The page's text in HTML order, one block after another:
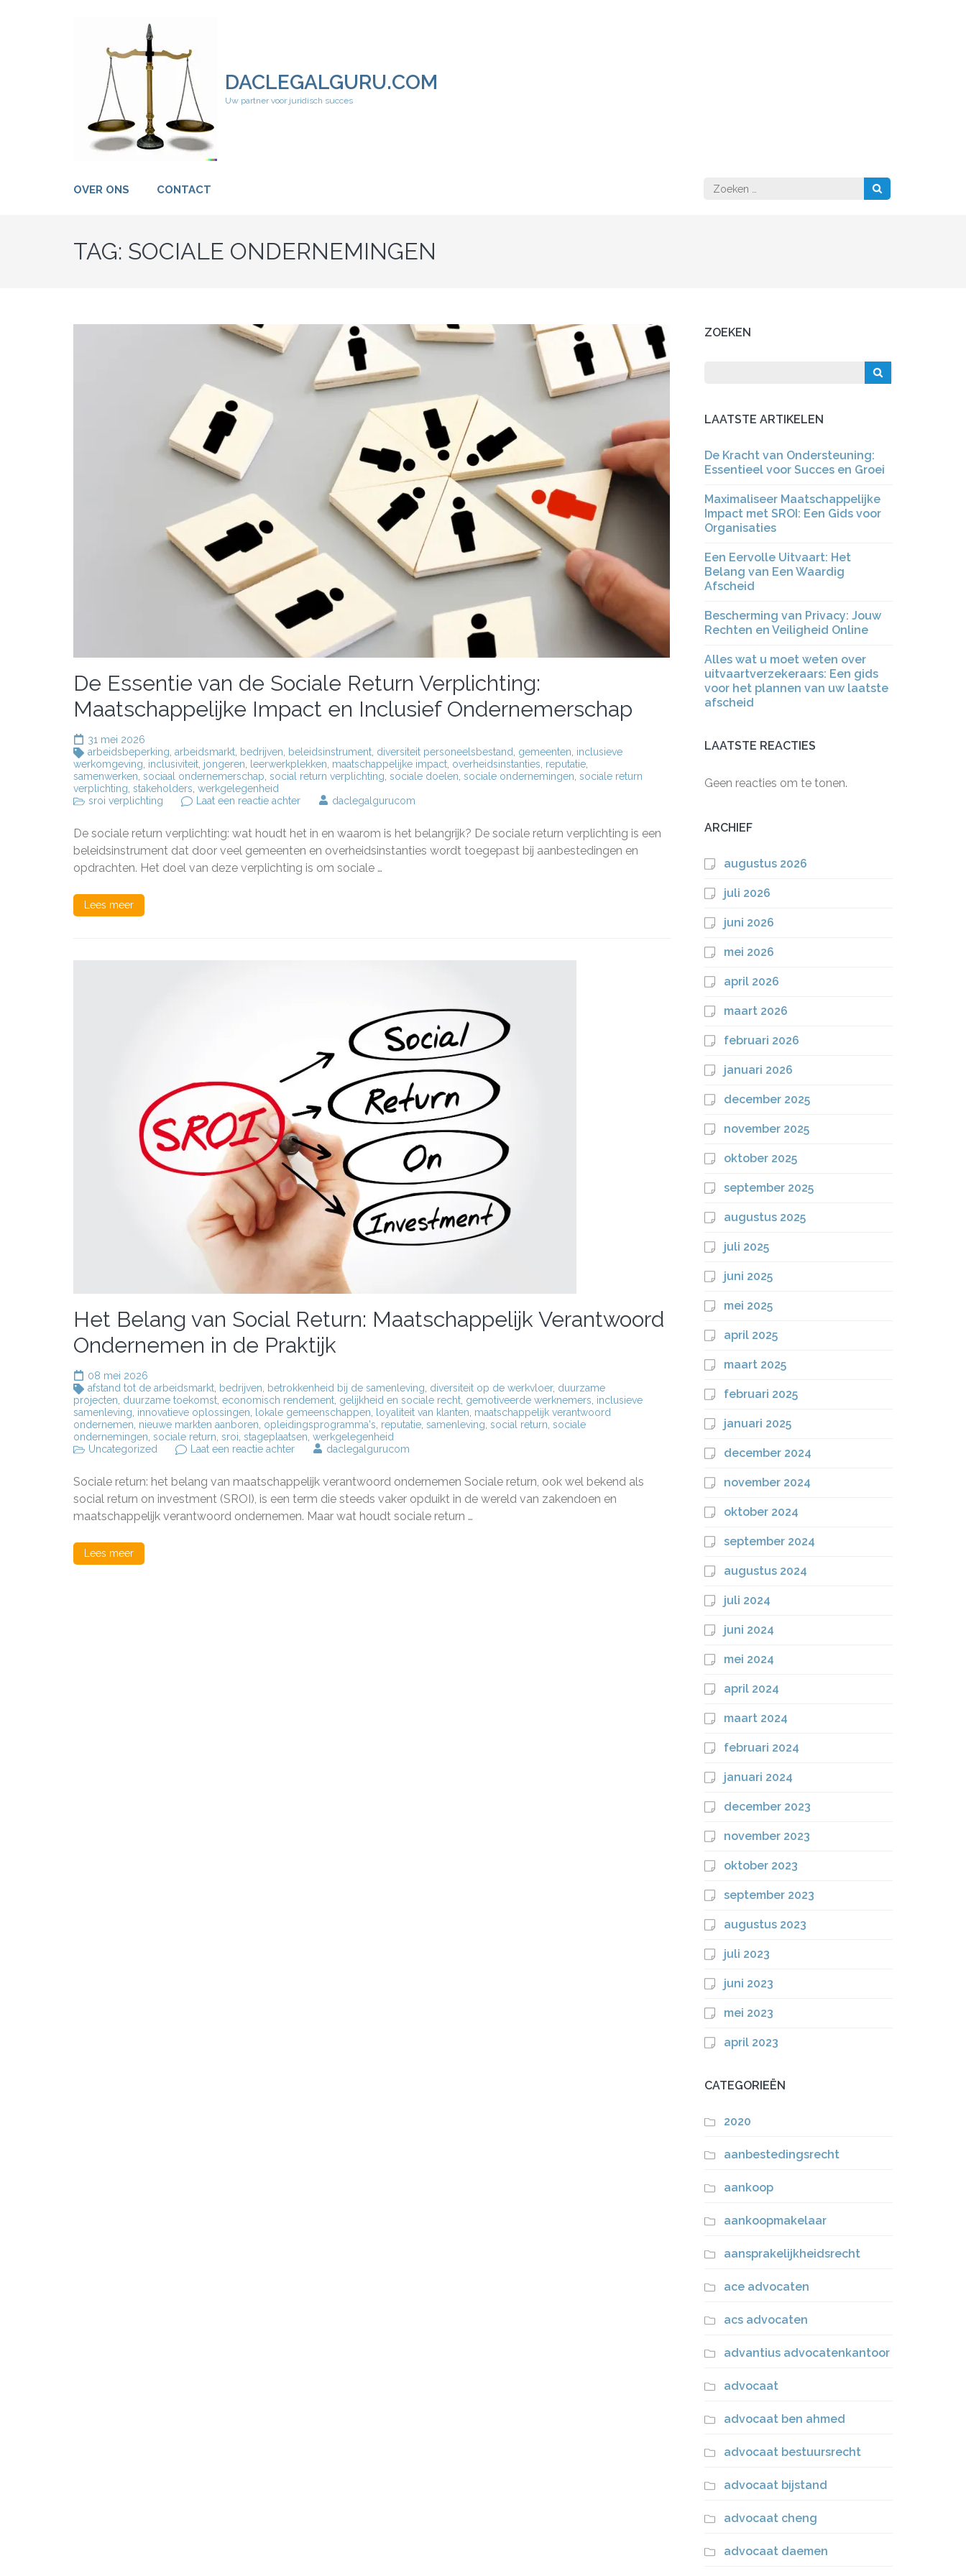
DACLEGALGURU.COM
Uw partner voor juridisch succes
OVER ONS CONTACT
Zoeken
naar:
TAG: SOCIALE ONDERNEMINGEN
De Essentie van de Sociale Return Verplichting:
Maatschappelijke Impact en Inclusief Ondernemerschap
31 mei 2026
arbeidsbeperking arbeidsmarkt bedrijven beleidsinstrument diversiteit personeelsbestand gemeenten inclusieve
werkomgeving inclusiviteit jongeren leerwerkplekken maatschappelijke impact overheidsinstanties reputatie
samenwerken sociaal ondernemerschap social return verplichting sociale doelen sociale ondernemingen sociale return
verplichting stakeholders werkgelegenheid
sroi verplichting
Laat een reactie achterop
van
de
Sociale
Return
daclegalgurucom
De sociale return verplichting: wat houdt het in en waarom is het belangrijk? De sociale return verplichting is een
beleidsinstrument dat door veel gemeenten en overheidsinstanties wordt toegepast bij aanbestedingen en
opdrachten. Het doel van deze verplichting is om sociale …
Lees meer
Het Belang van Social Return: Maatschappelijk Verantwoord
Ondernemen in de Praktijk
08 mei 2026
afstand tot de arbeidsmarkt bedrijven betrokkenheid bij de samenleving diversiteit op de werkvloer, duurzame
projecten duurzame toekomst economisch rendement gelijkheid en sociale recht gemotiveerde werknemers inclusieve
samenleving innovatieve oplossingen lokale gemeenschappen loyaliteit van klanten maatschappelijk verantwoord
ondernemen nieuwe markten aanboren opleidingsprogramma's reputatie samenleving social return sociale
ondernemingen sociale return sroi stageplaatsen werkgelegenheid
Uncategorized
Laat een reactie achterop
van
Social
Return:
Maatschappelijk
daclegalgurucom
Sociale return: het belang van maatschappelijk verantwoord ondernemen Sociale return, ook wel bekend als
social return on investment (SROI), is een term die steeds vaker opduikt in de wereld van zakendoen en
maatschappelijk verantwoord ondernemen. Maar wat houdt sociale return …
Lees meer
ZOEKEN
LAATSTE ARTIKELEN
De Kracht van Ondersteuning:
Essentieel voor Succes en Groei
Maximaliseer Maatschappelijke
Impact met SROI: Een Gids voor
Organisaties
Een Eervolle Uitvaart: Het
Belang van Een Waardig
Afscheid
Bescherming van Privacy: Jouw
Rechten en Veiligheid Online
Alles wat u moet weten over
uitvaartverzekeraars: Een gids
voor het plannen van uw laatste
afscheid
LAATSTE REACTIES
Geen reacties om te tonen.
ARCHIEF
augustus 2026
juli 2026
juni 2026
mei 2026
april 2026
maart 2026
februari 2026
januari 2026
december 2025
november 2025
oktober 2025
september 2025
augustus 2025
juli 2025
juni 2025
mei 2025
april 2025
maart 2025
februari 2025
januari 2025
december 2024
november 2024
oktober 2024
september 2024
augustus 2024
juli 2024
juni 2024
mei 2024
april 2024
maart 2024
februari 2024
januari 2024
december 2023
november 2023
oktober 2023
september 2023
augustus 2023
juli 2023
juni 2023
mei 2023
april 2023
CATEGORIEËN
2020
aanbestedingsrecht
aankoop
aankoopmakelaar
aansprakelijkheidsrecht
ace advocaten
acs advocaten
advantius advocatenkantoor
advocaat
advocaat ben ahmed
advocaat bestuursrecht
advocaat bijstand
advocaat cheng
advocaat daemen